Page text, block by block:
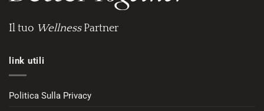
Il tuo WellnessPartner
link utili
Politica Sulla Privacy